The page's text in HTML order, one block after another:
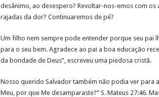
desânimo, ao desespero? Revoltar-nos-emos com
rajadas da dor? Continuaremos de pé?
Um filho nem sempre pode entender porque seu pai
para o seu bem. Agradece ao pai a boa educação
da bondade de Deus”, escreveu uma piedosa cristã.
Nosso querido Salvador também não podia ver para
Meu, por que Me desamparaste?” S. Mateus 27:46.